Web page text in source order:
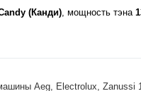
(Канди), мощность тэна
Aeg, Electrolux, Zanussi